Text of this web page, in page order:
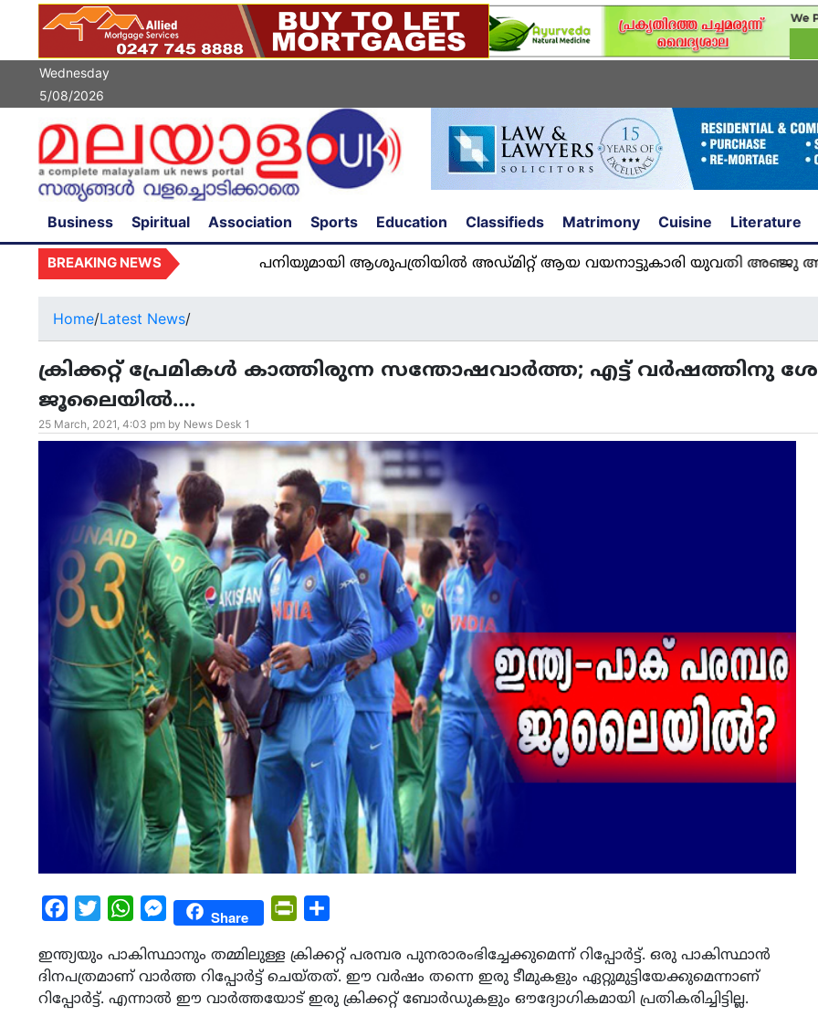
Wednesday
5/08/2026
Business Spiritual Association Sports Education Classifieds Matrimony Cuisine Literature
BREAKING NEWS പനിയുമായി ആശുപത്രിയിൽ അഡ്മിറ്റ് ആയ വയനാട്ടുകാരി യുവതി അഞ്ജു അമൽ
Home/Latest News/
ക്രിക്കറ്റ് പ്രേമികള്‍ കാത്തിരുന്ന സന്തോഷവാര്‍ത്ത; എട്ട് വര്‍ഷത്തിനു
ജൂലൈയിൽ….
25 March, 2021, 4:03 pm by News Desk 1
Facebook
Twitter WhatsAppMessengerShare PrintFriendly
ഇന്ത്യയും പാകിസ്ഥാനും തമ്മിലുള്ള ക്രിക്കറ്റ് പരമ്പര പുനരാരംഭിച്ചേക്കുമെന്ന് റിപ്പോര്‍ട്ട്. ഒരു പാകിസ്ഥാന്‍
ദിനപത്രമാണ് വാര്‍ത്ത റിപ്പോര്‍ട്ട് ചെയ്തത്. ഈ വര്‍ഷം തന്നെ ഇരു ടീമുകളും ഏറ്റുമുട്ടിയേക്കുമെന്നാണ്
റിപ്പോര്‍ട്ട്. എന്നാല്‍ ഈ വാര്‍ത്തയോട് ഇരു ക്രിക്കറ്റ് ബോര്‍ഡുകളും ഔദ്യോഗികമായി പ്രതികരിച്ചിട്ടില്ല.